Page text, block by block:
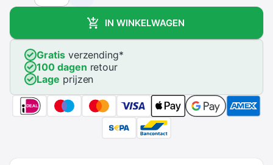
IN WINKELWAGEN
Gratisverzending*
100 dagen retour
Lage prijzen